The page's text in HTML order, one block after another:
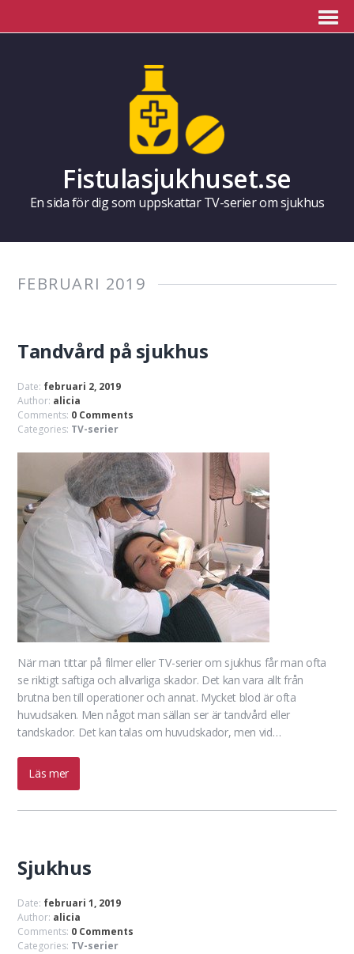
Fistulasjukhuset.se
En sida för dig som uppskattar TV-serier om sjukhus
FEBRUARI 2019
Tandvård på sjukhus
Date: februari 2, 2019
Author: alicia
Comments: 0 Comments
Categories: TV-serier
När man tittar på filmer eller TV-serier om sjukhus får man ofta
se riktigt saftiga och allvarliga skador. Det kan vara allt från
brutna ben till operationer och annat. Mycket blod är ofta
huvudsaken. Men något man sällan ser är tandvård eller
tandskador. Det kan talas om huvudskador, men vid…
Läs mer
Sjukhus
Date: februari 1, 2019
Author: alicia
Comments: 0 Comments
Categories: TV-serier